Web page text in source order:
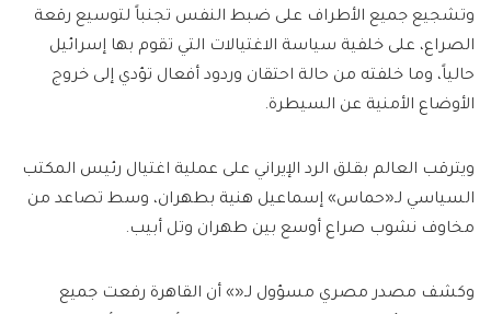
وتشجيع جميع الأطراف على ضبط النفس تجنباً لتوسيع رقعة
الصراع، على خلفية سياسة الاغتيالات التي تقوم بها إسرائيل
حالياً، وما خلفته من حالة احتقان وردود أفعال تؤدي إلى خروج
الأوضاع الأمنية عن السيطرة.
ويترقب العالم بقلق الرد الإيراني على عملية اغتيال رئيس المكتب
السياسي لـ«حماس» إسماعيل هنية بطهران، وسط تصاعد من
مخاوف نشوب صراع أوسع بين طهران وتل أبيب.
وكشف مصدر مصري مسؤول لـ«» أن القاهرة رفعت جميع